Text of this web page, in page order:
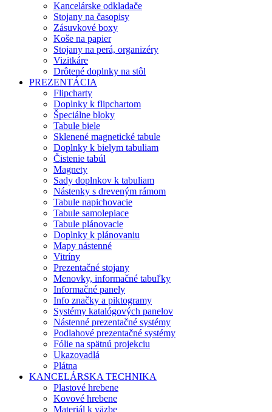
Kancelárske odkladače
Stojany na časopisy
Zásuvkové boxy
Koše na papier
Stojany na perá, organizéry
Vizitkáre
Drôtené doplnky na stôl
PREZENTÁCIA
Flipcharty
Doplnky k flipchartom
Špeciálne bloky
Tabule biele
Sklenené magnetické tabule
Doplnky k bielym tabuliam
Čistenie tabúl
Magnety
Sady doplnkov k tabuliam
Nástenky s dreveným rámom
Tabule napichovacie
Tabule samolepiace
Tabule plánovacie
Doplnky k plánovaniu
Mapy nástenné
Vitríny
Prezentačné stojany
Menovky, informačné tabuľky
Informačné panely
Info značky a piktogramy
Systémy katalógových panelov
Nástenné prezentačné systémy
Podlahové prezentačné systémy
Fólie na spätnú projekciu
Ukazovadlá
Plátna
KANCELÁRSKA TECHNIKA
Plastové hrebene
Kovové hrebene
Materiál k väzbe